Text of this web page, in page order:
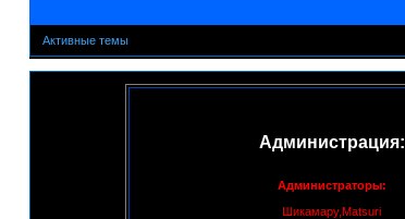
Активные темы
Администрация:
Администраторы:
Шикамару,Matsuri